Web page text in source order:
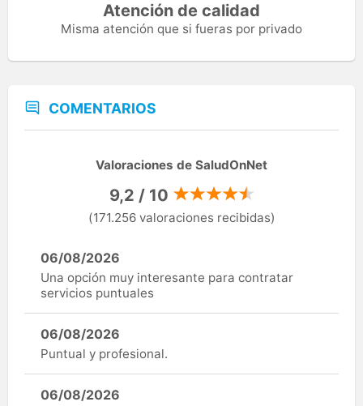
Atención de calidad
Misma atención que si fueras por privado
COMENTARIOS
Valoraciones de SaludOnNet
9,2 / 10
(171.256 valoraciones recibidas)
06/08/2026
Una opción muy interesante para contratar
servicios puntuales
06/08/2026
Puntual y profesional.
06/08/2026